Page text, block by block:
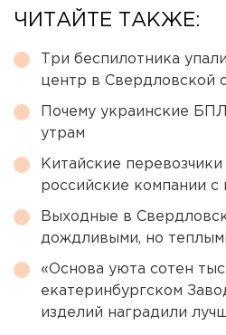
ЧИТАЙТЕ ТАКЖЕ:
Три беспилотника
центр в Свердловской
Почему украинские
утрам
Китайские
российские компании с
Выходные в
дождливыми, но
«Основа уюта сотен
екатеринбургском
изделий наградили